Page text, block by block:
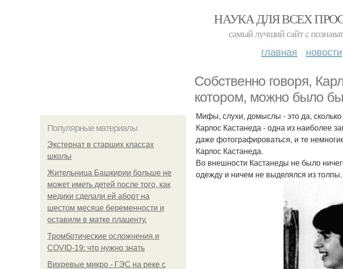
НАУКА ДЛЯ ВСЕХ
самый лучший сайт c
главная новости
Собственно говоря,
котором, можно было
Популярные материалы
Экстернат в старших классах
школы
Жительница Башкирии больше не
может иметь детей после того, как
медики сделали ей аборт на
шестом месяце беременности и
оставили в матке плаценту.
Тромботические осложнения и
COVID-19: что нужно знать
Вихревые микро - ГЭС на реке с
Мифы, слухи, домыслы - это да,
Карлос Кастанеда - одна из наиболее
даже фотографироваться, и те
Карлос Кастанеда.
Во внешности Кастанеды не было
одежду и ничем не выделялся из толпы.